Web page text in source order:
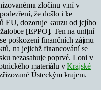
zločinu viní v
že došlo i ke
EU, dozoruje kauzu od jejího
[EPPO]. Ten na unijní
poškození finančních zájmu
na jejichž financování se
nezasahuje poprvé. Loni v
materiálu v Krajské
Ústeckým krajem.